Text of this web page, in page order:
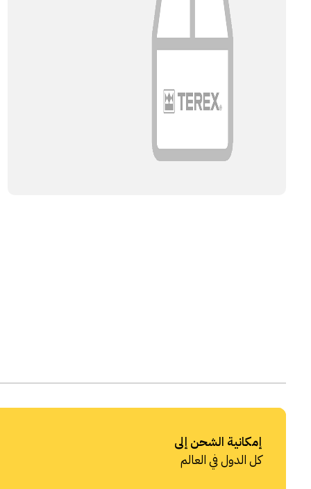
إمكانية الشحن إلى
كل الدول في العالم